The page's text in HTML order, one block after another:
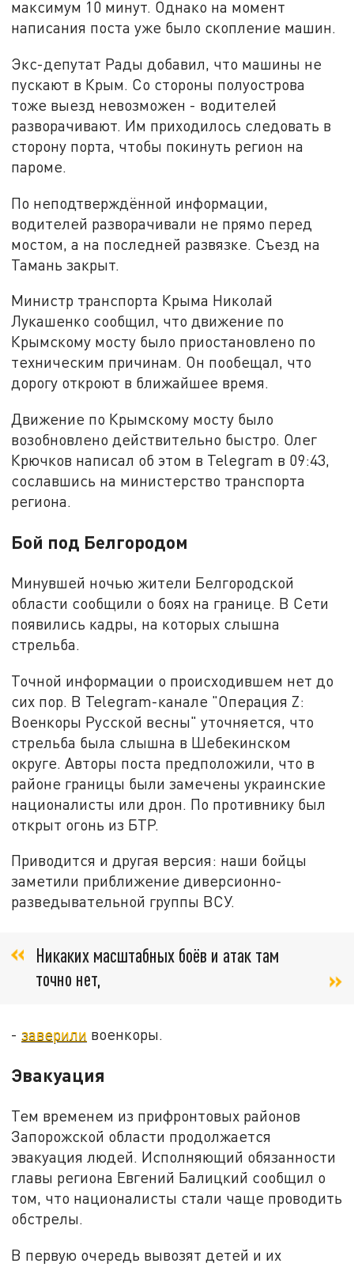
максимум 10 минут. Однако на момент
написания поста уже было скопление машин.
Экс-депутат Рады добавил, что машины не
пускают в Крым. Со стороны полуострова
тоже выезд невозможен - водителей
разворачивают. Им приходилось следовать в
сторону порта, чтобы покинуть регион на
пароме.
По неподтверждённой информации,
водителей разворачивали не прямо перед
мостом, а на последней развязке. Съезд на
Тамань закрыт.
Министр транспорта Крыма Николай
Лукашенко сообщил, что движение по
Крымскому мосту было приостановлено по
техническим причинам. Он пообещал, что
дорогу откроют в ближайшее время.
Движение по Крымскому мосту было
возобновлено действительно быстро. Олег
Крючков написал об этом в Telegram в 09:43,
сославшись на министерство транспорта
региона.
Бой под Белгородом
Минувшей ночью жители Белгородской
области сообщили о боях на границе. В Сети
появились кадры, на которых слышна
стрельба.
Точной информации о происходившем нет до
сих пор. В Telegram-канале "Операция Z:
Военкоры Русской весны" уточняется, что
стрельба была слышна в Шебекинском
округе. Авторы поста предположили, что в
районе границы были замечены украинские
националисты или дрон. По противнику был
открыт огонь из БТР.
Приводится и другая версия: наши бойцы
заметили приближение диверсионно-
разведывательной группы ВСУ.
Никаких масштабных боёв и атак там
точно нет,
-заверили военкоры.
Эвакуация
Тем временем из прифронтовых районов
Запорожской области продолжается
эвакуация людей. Исполняющий обязанности
главы региона Евгений Балицкий сообщил о
том, что националисты стали чаще проводить
обстрелы.
В первую очередь вывозят детей и их